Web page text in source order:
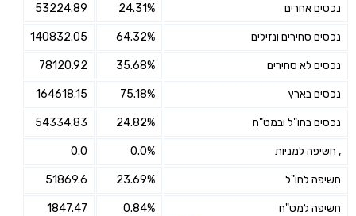
נכסים אחרים 24.31%
53224.89
נכסים סחירים ונזילים 64.32%
140832.05
נכסים לא סחירים 35.68%
78120.92
נכסים בארץ 75.18%
164618.15
נכסים בחו"ל ובמט"ח 24.82%
54334.83
, חשיפה למניות 0.0%
0.0
חשיפה לחו"ל 23.69%
51869.6
חשיפה למט"ח 0.84%
1847.47